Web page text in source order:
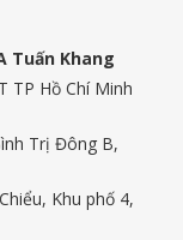
Tuấn Khang
TP Hồ Chí Minh
Trị Đông B,
Khu phố 4,